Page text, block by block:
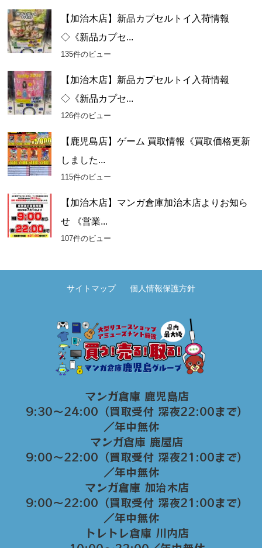
【加治木店】新品カプセルトイ入荷情報
◇《新品カプセ...
135件のビュー
【加治木店】新品カプセルトイ入荷情報
◇《新品カプセ...
126件のビュー
【鹿児島店】ゲーム 買取情報《買取価格更新
しました...
115件のビュー
【加治木店】マンガ倉庫加治木店よりお知ら
せ 《営業...
107件のビュー
サイトマップ 個人情報保護方針
マンガ倉庫 鹿児島店
9:30～24:00（買取受付 深夜22:00まで）
／年中無休
マンガ倉庫 鹿屋店
9:00～22:00（買取受付 深夜21:00まで）
／年中無休
マンガ倉庫 加治木店
9:00〜22:00（買取受付 深夜21:00まで）
／年中無休
トレトレ倉庫 川内店